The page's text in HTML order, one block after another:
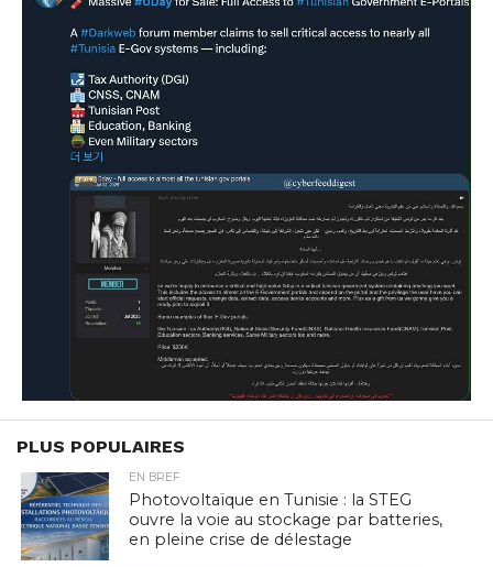
PLUS POPULAIRES
EN BREF
Photovoltaïque en Tunisie : la STEG
ouvre la voie au stockage par batteries,
en pleine crise de délestage